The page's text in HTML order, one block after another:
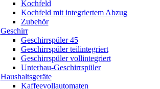
Kochfeld
Kochfeld mit integriertem Abzug
Zubehör
Geschirr
Geschirrspüler 45
Geschirrspüler teilintegriert
Geschirrspüler vollintegriert
Unterbau-Geschirrspüler
Haushaltsgeräte
Kaffeevollautomaten